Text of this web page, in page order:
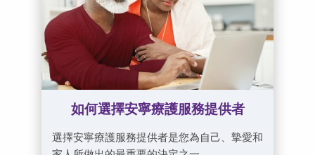
如何選擇安寧療護服務提供者
選擇安寧療護服務提供者是您為自己、摯愛和